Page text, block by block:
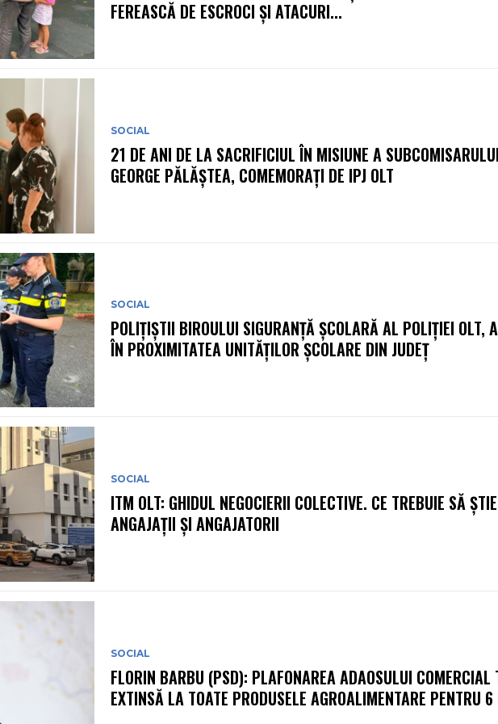
FEREASCĂ DE ESCROCI ȘI ATACURI...
SOCIAL
21 DE ANI DE LA SACRIFICIUL ÎN MISIUNE A SUBCOMISARULUI
GEORGE PĂLĂȘTEA, COMEMORAȚI DE IPJ OLT
SOCIAL
POLIȚIȘTII BIROULUI SIGURANȚĂ ȘCOLARĂ AL POLIȚIEI OLT,
ÎN PROXIMITATEA UNITĂȚILOR ȘCOLARE DIN JUDEȚ
SOCIAL
ITM OLT: GHIDUL NEGOCIERII COLECTIVE. CE TREBUIE SĂ ȘTIE
ANGAJAȚII ȘI ANGAJATORII
SOCIAL
FLORIN BARBU (PSD): PLAFONAREA ADAOSULUI COMERCIAL
EXTINSĂ LA TOATE PRODUSELE AGROALIMENTARE PENTRU